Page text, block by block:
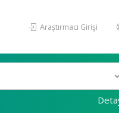
Araştırmacı Girişi